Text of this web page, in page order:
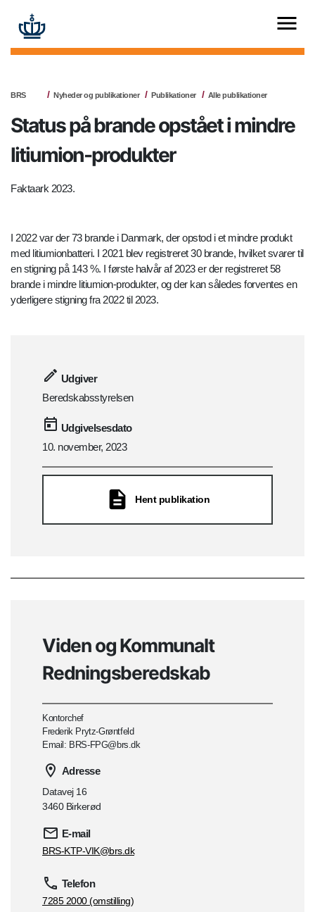
BRS Nyheder og publikationer Publikationer Alle publikationer
Status på brande opstået i mindre
litiumion-produkter
Faktaark 2023.
I 2022 var der 73 brande i Danmark, der opstod i et mindre produkt
med litiumionbatteri. I 2021 blev registreret 30 brande, hvilket svarer til
en stigning på 143 %. I første halvår af 2023 er der registreret 58
brande i mindre litiumion-produkter, og der kan således forventes en
yderligere stigning fra 2022 til 2023.
Udgiver
Beredskabsstyrelsen
Udgivelsesdato
10. november, 2023
Hent publikation
Viden og Kommunalt
Redningsberedskab
Kontorchef
Frederik Prytz-Grøntfeld
Email: BRS-FPG@brs.dk
Adresse
Datavej 16
3460 Birkerød
E-mail
BRS-KTP-VIK@brs.dk
Telefon
7285 2000 (omstilling)